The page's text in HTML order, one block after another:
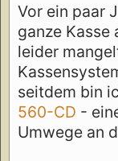
Vor ein paar
ganze Kasse
leider
seitdem bin
560-CD -
Umwege an